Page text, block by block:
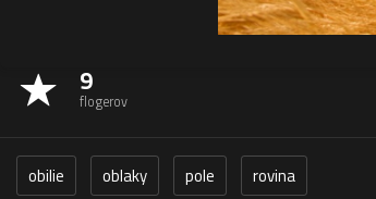
9
flogerov
obilie oblaky pole
rovina